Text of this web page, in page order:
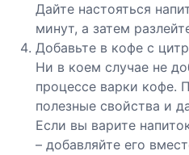
Дайте настояться
минут, а затем
Добавьте в кофе с
Ни в коем случае не
процессе варки кофе.
полезные свойства и
Если вы варите
– добавляйте его